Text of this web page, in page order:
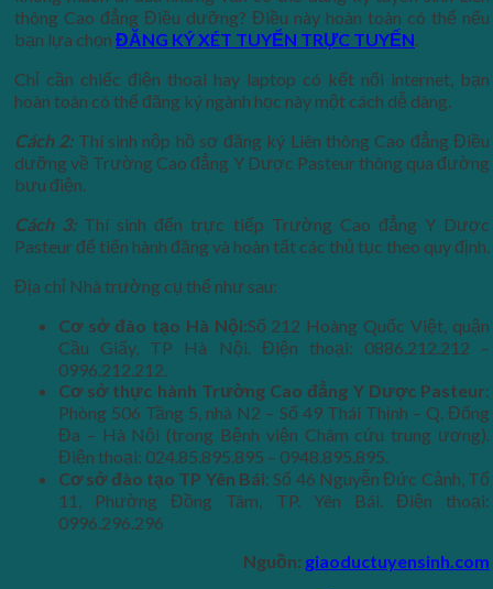
thông Cao đẳng Điều dưỡng? Điều này hoàn toàn có thể nếu
bạn lựa chọn ĐĂNG KÝ XÉT TUYỂN TRỰC TUYẾN.
Chỉ cần chiếc điện thoại hay laptop có kết nối internet, bạn
hoàn toàn có thể đăng ký ngành học này một cách dễ dàng.
Cách 2:Thí sinh nộp hồ sơ đăng ký Liên thông Cao đẳng Điều
dưỡng về Trường Cao đẳng Y Dược Pasteur thông qua đường
bưu điện.
Cách 3: Thí sinh đến trực tiếp Trường Cao đẳng Y Dược
Pasteur để tiến hành đăng và hoàn tất các thủ tục theo quy định.
Địa chỉ Nhà trường cụ thể như sau:
Cơ sở đào tạo Hà Nội:Số 212 Hoàng Quốc Việt, quận
Cầu Giấy, TP Hà Nội. Điện thoại: 0886.212.212 –
0996.212.212.
Cơ sở thực hành Trường Cao đẳng Y Dược Pasteur:
Phòng 506 Tầng 5, nhà N2 – Số 49 Thái Thịnh – Q. Đống
Đa – Hà Nội (trong Bệnh viện Châm cứu trung ương).
Điện thoại: 024.85.895.895 – 0948.895.895.
Cơ sở đào tạo TP Yên Bái: Số 46 Nguyễn Đức Cảnh, Tổ
11, Phường Đồng Tâm, TP. Yên Bái. Điện thoại:
0996.296.296
Nguồn: giaoductuyensinh.com